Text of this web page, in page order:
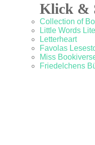
Klick &
Collection of
Little Words
Letterheart
Favolas
Miss
Friedelchens